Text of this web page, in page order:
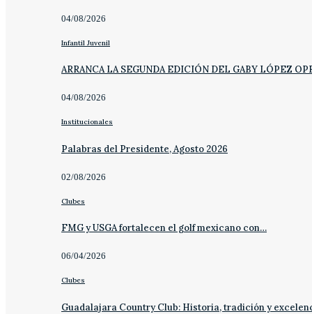
04/08/2026
Infantil Juvenil
ARRANCA LA SEGUNDA EDICIÓN DEL GABY LÓPEZ
04/08/2026
Institucionales
Palabras del Presidente, Agosto 2026
02/08/2026
Clubes
FMG y USGA fortalecen el golf mexicano con…
06/04/2026
Clubes
Guadalajara Country Club: Historia, tradición y